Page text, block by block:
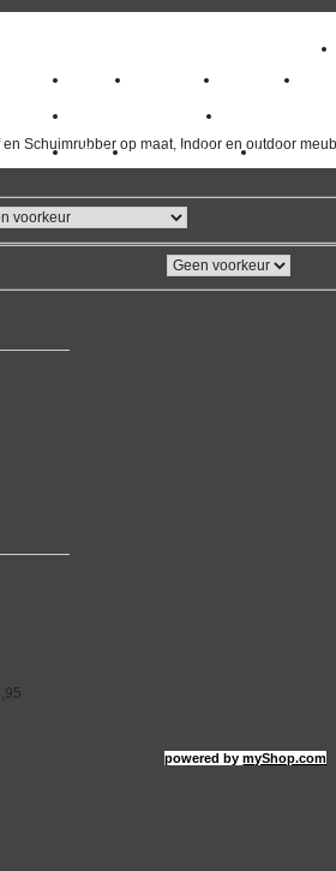
Schuimrubber op maat, Indoor en outdoor
Home Meubelstof Kunstleer
milano_outdoorstoffen skai kunstleer
Outlet Meubelstof indoor duurzaam
powered bymyShop.com